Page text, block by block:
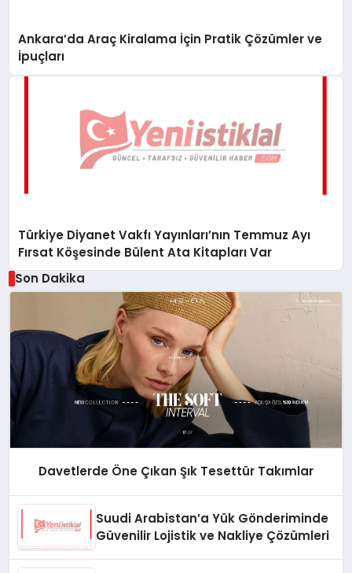
Ankara’da Araç Kiralama İçin Pratik Çözümler ve
İpuçları
Türkiye Diyanet Vakfı Yayınları’nın Temmuz Ayı
Fırsat Köşesinde Bülent Ata Kitapları Var
Son Dakika
Davetlerde Öne Çıkan Şık Tesettür Takımlar
Suudi Arabistan’a Yük Gönderiminde
Güvenilir Lojistik ve Nakliye Çözümleri